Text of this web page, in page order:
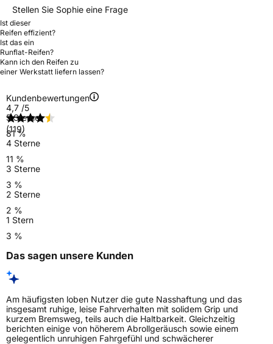
Stellen Sie Sophie eine Frage
Ist dieser
Reifen effizient?
Ist das ein
Runflat-Reifen?
Kann ich den Reifen zu
einer Werkstatt liefern lassen?
Kundenbewertungen
4,7 /5
(119)
5 Sterne
81 %
4 Sterne
11 %
3 Sterne
3 %
2 Sterne
2 %
1 Stern
3 %
Das sagen unsere Kunden
Am häufigsten loben Nutzer die gute Nasshaftung und das
insgesamt ruhige, leise Fahrverhalten mit solidem Grip und
kurzem Bremsweg, teils auch die Haltbarkeit. Gleichzeitig
berichten einige von höherem Abrollgeräusch sowie einem
gelegentlich unruhigen Fahrgefühl und schwächerer